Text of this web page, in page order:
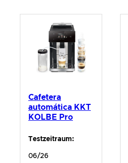
Cafetera
automática KKT
KOLBE Pro
Testzeitraum:
06/26